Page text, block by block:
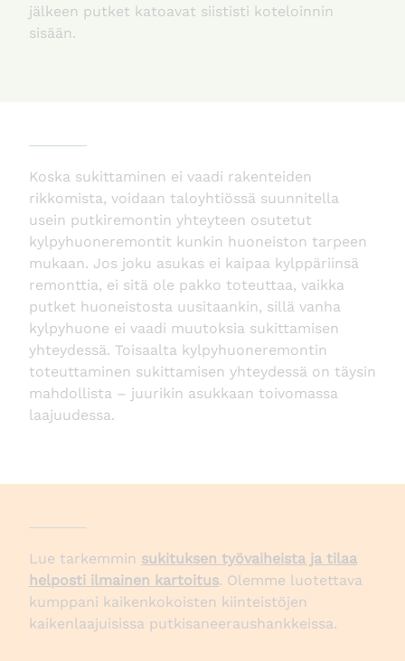
jälkeen putket katoavat siististi koteloinnin
sisään.
Koska sukittaminen ei vaadi rakenteiden
rikkomista, voidaan taloyhtiössä suunnitella
usein putkiremontin yhteyteen osutetut
kylpyhuoneremontit kunkin huoneiston tarpeen
mukaan. Jos joku asukas ei kaipaa kylppäriinsä
remonttia, ei sitä ole pakko toteuttaa, vaikka
putket huoneistosta uusitaankin, sillä vanha
kylpyhuone ei vaadi muutoksia sukittamisen
yhteydessä. Toisaalta kylpyhuoneremontin
toteuttaminen sukittamisen yhteydessä on täysin
mahdollista – juurikin asukkaan toivomassa
laajuudessa.
Lue tarkemmin sukituksen työvaiheista ja tilaa
helposti ilmainen kartoitus. Olemme luotettava
kumppani kaikenkokoisten kiinteistöjen
kaikenlaajuisissa putkisaneeraushankkeissa.